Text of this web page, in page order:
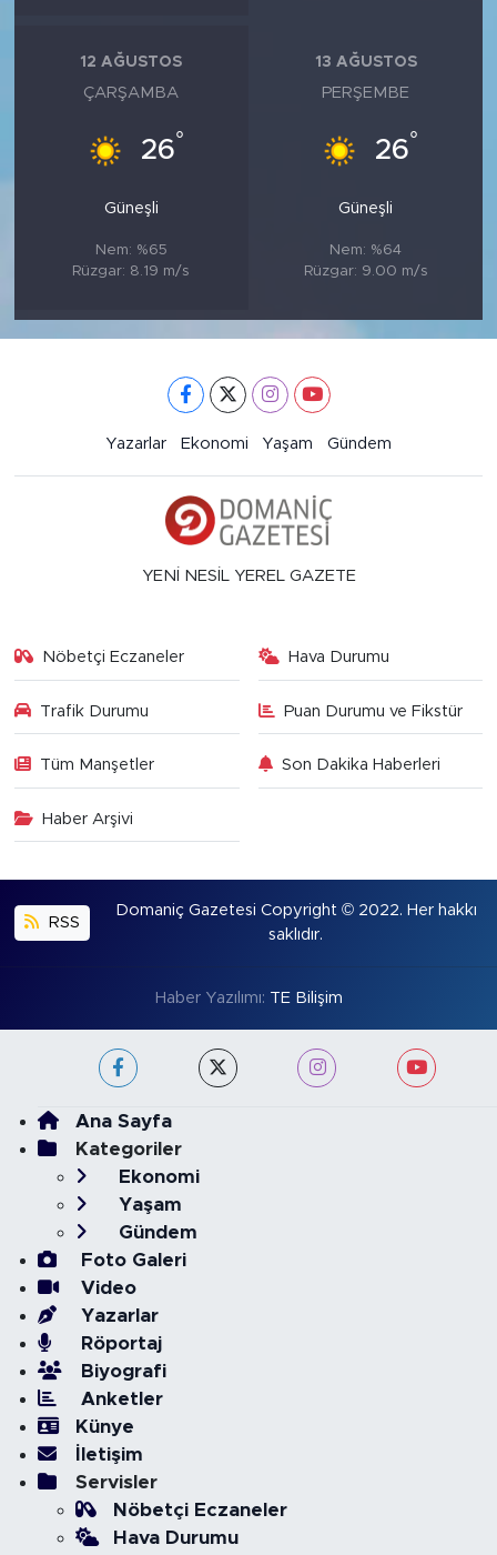
12 AĞUSTOS
ÇARŞAMBA
26°
Güneşli
Nem: %65
Rüzgar: 8.19 m/s
13 AĞUSTOS
PERŞEMBE
26°
Güneşli
Nem: %64
Rüzgar: 9.00 m/s
Yazarlar Ekonomi Yaşam Gündem
YENİ NESİL YEREL GAZETE
Nöbetçi Eczaneler Hava Durumu
Trafik Durumu Puan Durumu ve Fikstür
Tüm Manşetler Son Dakika Haberleri
Haber Arşivi
RSS
Domaniç Gazetesi Copyright © 2022. Her hakkı
saklıdır.
Haber Yazılımı: TE Bilişim
Ana Sayfa
Kategoriler
Ekonomi
Yaşam
Gündem
Foto Galeri
Video
Yazarlar
Röportaj
Biyografi
Anketler
Künye
İletişim
Servisler
Nöbetçi Eczaneler
Hava Durumu